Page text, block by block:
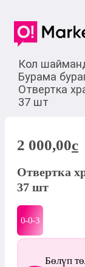
Кол
Бурама
Отвертка
37 шт
2 000,00c
Отвертка
37 шт
0-0-3
Бөлүп